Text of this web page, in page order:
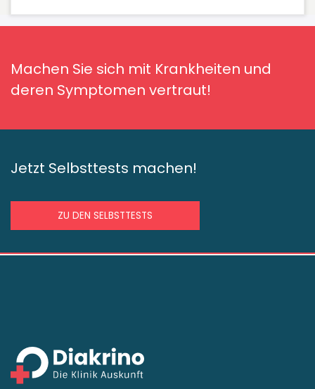
Machen Sie sich mit Krankheiten und
deren Symptomen vertraut!
Jetzt Selbsttests machen!
ZU DEN SELBSTTESTS